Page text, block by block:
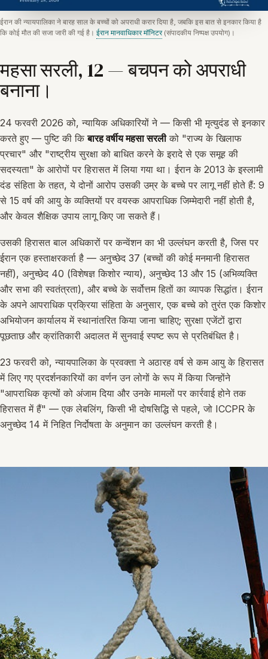
ईरान की न्यायपालिका ने बारह साल के बच्चों को अपराधी करार दिया है, जबकि इस बात से इनकार किया है
कि कोई मौत की सजा जारी की गई है। ईरान मानवाधिकार मॉनिटर(संपादकीय निष्पक्ष उपयोग)।
महसा सरली, 12 — बचपन को अपराधी
बनाना।
24 फरवरी 2026 को, न्यायिक अधिकारियों ने — किसी भी मृत्युदंड से इनकार
करते हुए — पुष्टि की किबारह वर्षीय महसा सरलीको "राज्य के खिलाफ
प्रचार" और "राष्ट्रीय सुरक्षा को बाधित करने के इरादे से एक समूह की
सदस्यता" के आरोपों पर हिरासत में लिया गया था। ईरान के 2013 के इस्लामी
दंड संहिता के तहत, ये दोनों आरोप उसकी उम्र के बच्चे पर लागू नहीं होते हैं: 9
से 15 वर्ष की आयु के व्यक्तियों पर वयस्क आपराधिक जिम्मेदारी नहीं होती है,
और केवल शैक्षिक उपाय लागू किए जा सकते हैं।
उसकी हिरासत बाल अधिकारों पर कन्वेंशन का भी उल्लंघन करती है, जिस पर
ईरान एक हस्ताक्षरकर्ता है — अनुच्छेद 37 (बच्चों की कोई मनमानी हिरासत
नहीं), अनुच्छेद 40 (विशेषज्ञ किशोर न्याय), अनुच्छेद 13 और 15 (अभिव्यक्ति
और सभा की स्वतंत्रता), और बच्चे के सर्वोत्तम हितों का व्यापक सिद्धांत। ईरान
के अपने आपराधिक प्रक्रिया संहिता के अनुसार, एक बच्चे को तुरंत एक किशोर
अभियोजन कार्यालय में स्थानांतरित किया जाना चाहिए; सुरक्षा एजेंटों द्वारा
पूछताछ और क्रांतिकारी अदालत में सुनवाई स्पष्ट रूप से प्रतिबंधित है।
23 फरवरी को, न्यायपालिका के प्रवक्ता ने अठारह वर्ष से कम आयु के हिरासत
में लिए गए प्रदर्शनकारियों का वर्णन उन लोगों के रूप में किया जिन्होंने
"आपराधिक कृत्यों को अंजाम दिया और उनके मामलों पर कार्रवाई होने तक
हिरासत में हैं" — एक लेबलिंग, किसी भी दोषसिद्धि से पहले, जो ICCPR के
अनुच्छेद 14 में निहित निर्दोषता के अनुमान का उल्लंघन करती है।